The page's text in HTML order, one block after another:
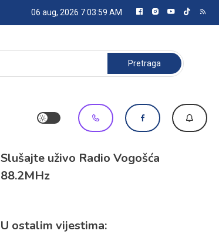
06 aug, 2026 7:04:01 AM
Pretraga:
Slušajte uživo Radio Vogošća
88.2MHz
U ostalim vijestima: